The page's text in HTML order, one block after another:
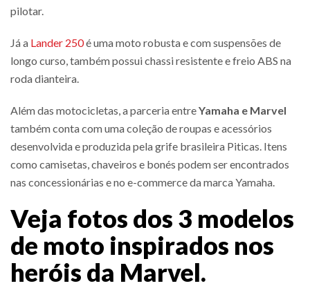
pilotar.
Já a Lander 250é uma moto robusta e com suspensões de
longo curso, também possui chassi resistente e freio ABS na
roda dianteira.
Além das motocicletas, a parceria entreYamaha e Marvel
também conta com uma coleção de roupas e acessórios
desenvolvida e produzida pela grife brasileira Piticas. Itens
como camisetas, chaveiros e bonés podem ser encontrados
nas concessionárias e no e-commerce da marca Yamaha.
Veja fotos dos 3 modelos
de moto inspirados nos
heróis da Marvel.